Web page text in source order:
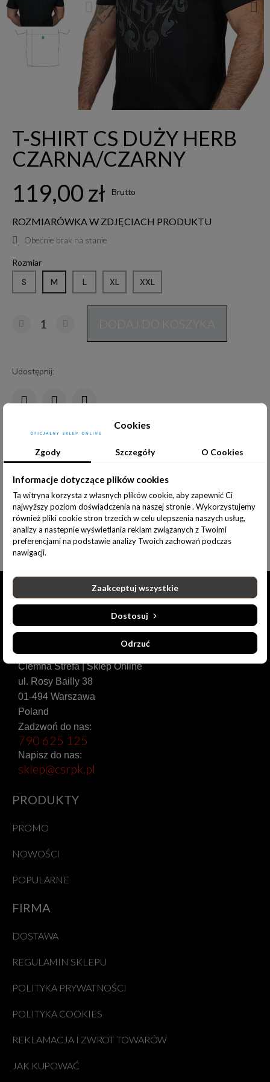
T-SHIRT CS DUŻY HERB
CZARNA/CZARNY
119,00 zł Brutto
ROZMIARÓWKA W ZDJĘCIACH PRODUKTU
Obecnie brak na stanie
Rozmiar
S M L XL XXL
Udostępnij:
Opis produktuInformacje dodatkowe
MATERIAŁ:
95% BAWEŁNA 5% ELASTAN
GRAMATURA -180G/M2
Ciemna Strefa | Sklep Online
ul. Rosy Bailly 38
01-494 Warszawa
Poland
Zadzwoń do nas:
790 625 125
Napisz do nas:
sklep@csrpk.pl
PRODUKTY
PROMO
NOWOŚCI
POPULARNE
FIRMA
DOSTAWA
REGULAMIN SKLEPU
POLITYKA PRYWATNOŚCI
POLITYKA COOKIES
REKLAMACJA I ZWROT TOWARÓW
JAK KUPOWAĆ
Cookies
Zgody Szczegóły O Cookies
Informacje dotyczące plików cookies
Ta witryna korzysta z własnych plików cookie, aby zapewnić Ci
najwyższy poziom doświadczenia na naszej stronie . Wykorzystujemy
również pliki cookie stron trzecich w celu ulepszenia naszych usług,
analizy a nastepnie wyświetlania reklam związanych z Twoimi
preferencjami na podstawie analizy Twoich zachowań podczas
nawigacji.
Odrzuć
Dostosuj
Zaakceptuj wszystkie